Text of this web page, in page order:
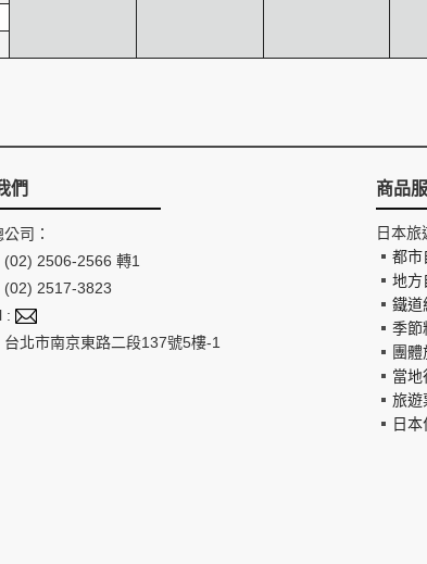
們
司：
(02) 2506-2566 轉1
(02) 2517-3823
:
台北市南京東路二段137號5樓-1
商品
日本旅
都市
地方
鐵道
季節
團體
當地
旅遊
日本